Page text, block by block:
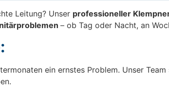
Leitung? Unser professioneller
– ob Tag oder Nacht, an
ein ernstes Problem. Unser